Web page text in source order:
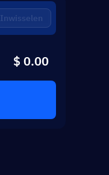
Inwisselen
$ 0.00